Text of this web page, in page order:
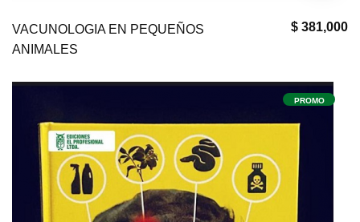
$ 381,000
VACUNOLOGIA EN PEQUEÑOS
ANIMALES
PROMO